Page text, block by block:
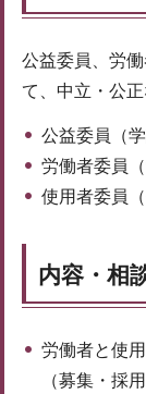
公益委員、労
て、中立・公
公益委員（
労働者委員
使用者委員
内容・相
労働者と使
（募集・採